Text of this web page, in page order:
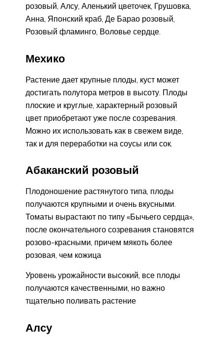
розовый, Алсу, Аленький цветочек, Грушовка,
Анна, Японский краб, Де Барао розовый,
Розовый фламинго, Воловье сердце.
Мехико
Растение дает крупные плоды, куст может
достигать полутора метров в высоту. Плоды
плоские и круглые, характерный розовый
цвет приобретают уже после созревания.
Можно их использовать как в свежем виде,
так и для переработки на соусы или сок.
Абаканский розовый
Плодоношение растянутого типа, плоды
получаются крупными и очень вкусными.
Томаты вырастают по типу «Бычьего сердца»,
после окончательного созревания становятся
розово-красными, причем мякоть более
розовая, чем кожица
Уровень урожайности высокий, все плоды
получаются качественными, но важно
тщательно поливать растение
Алсу